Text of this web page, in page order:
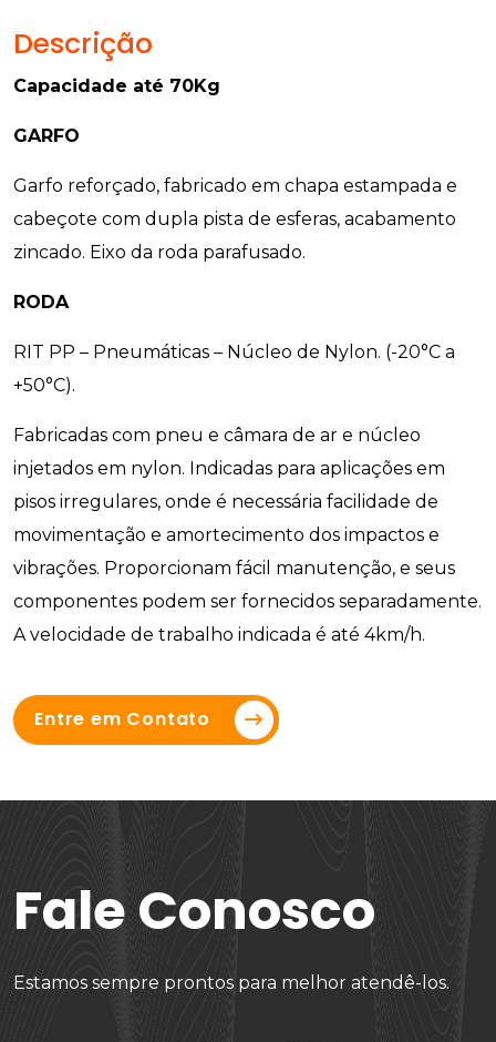
Descrição
Capacidade até 70Kg
GARFO
Garfo reforçado, fabricado em chapa estampada e
cabeçote com dupla pista de esferas, acabamento
zincado. Eixo da roda parafusado.
RODA
RIT PP – Pneumáticas – Núcleo de Nylon. (-20°C a
+50°C).
Fabricadas com pneu e câmara de ar e núcleo
injetados em nylon. Indicadas para aplicações em
pisos irregulares, onde é necessária facilidade de
movimentação e amortecimento dos impactos e
vibrações. Proporcionam fácil manutenção, e seus
componentes podem ser fornecidos separadamente.
A velocidade de trabalho indicada é até 4km/h.
Entre em Contato
Fale Conosco
Estamos sempre prontos para melhor atendê-los.